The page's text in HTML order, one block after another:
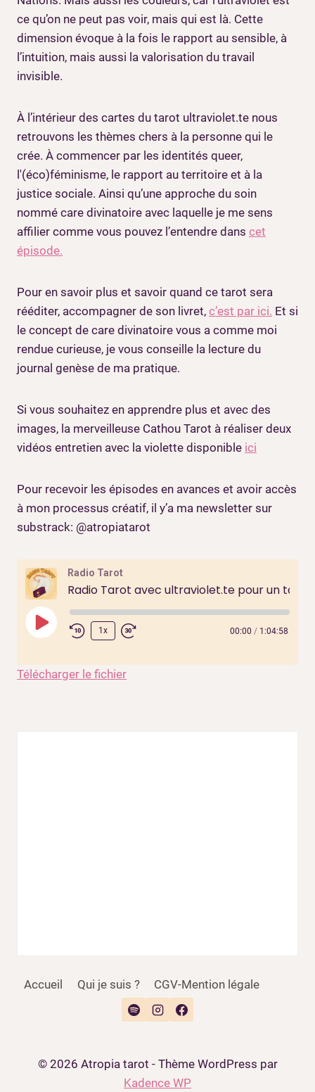
ce qu’on ne peut pas voir, mais qui est là. Cette
dimension évoque à la fois le rapport au sensible, à
l’intuition, mais aussi la valorisation du travail
invisible.
À l’intérieur des cartes du tarot ultraviolet.te nous
retrouvons les thèmes chers à la personne qui le
crée. À commencer par les identités queer,
l'(éco)féminisme, le rapport au territoire et à la
justice sociale. Ainsi qu’une approche du soin
nommé care divinatoire avec laquelle je me sens
affilier comme vous pouvez l’entendre dans cet
épisode.
Pour en savoir plus et savoir quand ce tarot sera
rééditer, accompagner de son livret, c’est par ici. Et si
le concept de care divinatoire vous a comme moi
rendue curieuse, je vous conseille la lecture du
journal genèse de ma pratique.
Si vous souhaitez en apprendre plus et avec des
images, la merveilleuse Cathou Tarot à réaliser deux
vidéos entretien avec la violette disponible ici
Pour recevoir les épisodes en avances et avoir accès
à mon processus créatif, il y’a ma newsletter sur
substrack: @atropiatarot
Radio Tarot
P
a
1x 00:00 / 1:04:58
Télécharger le fichier
Accueil Qui je suis ? CGV-Mention légale
© 2026 Atropia tarot - Thème WordPress par
Kadence WP